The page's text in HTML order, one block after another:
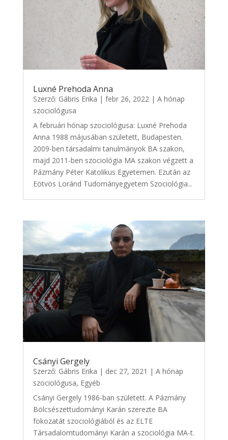
Luxné Prehoda Anna
Szerző: Gábris Erika | febr 26, 2022| A hónap
szociológusa
A februári hónap szociológusa: Luxné Prehoda
Anna 1988 májusában született, Budapesten.
2009-ben társadalmi tanulmányok BA szakon,
majd 2011-ben szociológia MA szakon végzett a
Pázmány Péter Katolikus Egyetemen. Ezután az
Eötvös Loránd Tudományegyetem Szociológia...
Csányi Gergely
Szerző: Gábris Erika | dec 27, 2021 | A hónap
szociológusa, Egyéb
Csányi Gergely 1986-ban született. A Pázmány
Bölcsészettudományi Karán szerezte BA
fokozatát szociológiából és az ELTE
Társadalomtudományi Karán a szociológia MA-t.